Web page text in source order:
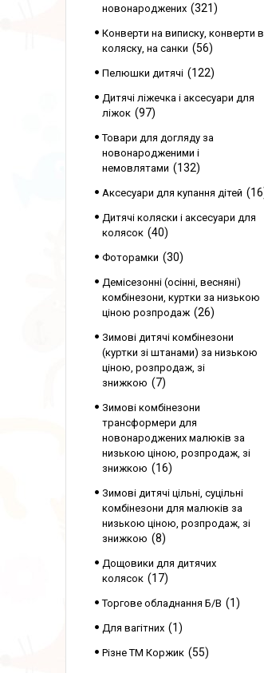
новонароджених
321
Конверти на виписку, конверти в
коляску, на санки
56
Пелюшки дитячі 122
Дитячі ліжечка і аксесуари для
ліжок
97
Товари для догляду за
новонародженими і
немовлятами
132
Аксесуари для купання дітей 16
Дитячі коляски і аксесуари для
колясок
40
Фоторамки 30
Демісезонні (осінні, весняні)
комбінезони, куртки за низькою
ціною розпродаж
26
Зимові дитячі комбінезони
(куртки зі штанами) за низькою
ціною, розпродаж, зі
знижкою
7
Зимові комбінезони
трансформери для
новонароджених малюків за
низькою ціною, розпродаж, зі
знижкою
16
Зимові дитячі цільні, суцільні
комбінезони для малюків за
низькою ціною, розпродаж, зі
знижкою
8
Дощовики для дитячих
колясок
17
Торгове обладнання Б/В 1
Для вагітних 1
Різне ТМ Коржик 55